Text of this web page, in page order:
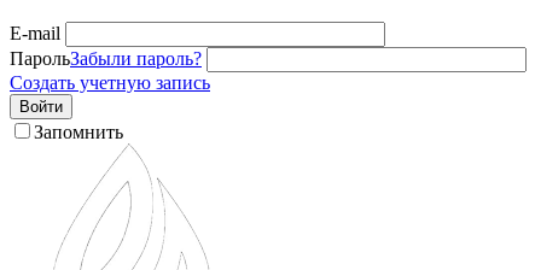
E-mail
ПарольЗабыли пароль?
Создать учетную запись
Войти
Запомнить